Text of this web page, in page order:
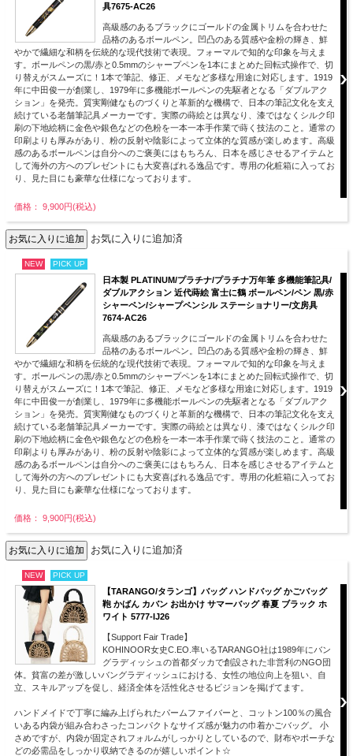
具7675-AC26
高級感のあるブラックにゴールドの金属トリムを合わせた
品格のあるボールペン。凹凸のある質感や金粉の輝き、鮮
やかで繊細な和柄を伝統的な現代技術で表現。フォーマルで知的な印象を与えま
す。ボールペンの黒/赤と0.5mmのシャープペンを1本にまとめた回転式操作で、切
り替えがスムーズに！1本で筆記、修正、メモなど多様な用途に対応します。1919
年に中田俊一が創業し、1979年に多機能ボールペンの先駆者となる「ダブルアク
ション」を発売。質実剛健なものづくりと革新的な機構で、日本の筆記文化を支え
続けている老舗筆記具メーカーです。実際の蒔絵とは異なり、漆ではなくシルク印
刷の下地絵柄に金色や銀色などの色粉を一本一本手作業で蒔く技法のこと。通常の
印刷よりも厚みがあり、粉の反射や陰影によって立体的な質感が楽しめます。高級
感のあるボールペンは自分へのご褒美にはもちろん、日本を感じさせるアイテムと
して海外の方へのプレゼントにも大変喜ばれる逸品です。専用の化粧箱に入ってお
り、見た目にも豪華な仕様になっております。
価格： 9,900円(税込)
お気に入りに追加済
NEW PICK UP
日本製 PLATINUM/プラチナ/プラチナ万年筆 多機能筆記具/
ダブルアクション 近代蒔絵 富士に鶴 ボールペン/ペン 黒/赤
シャーペン/シャープペンシル ステーショナリー/文房具
7674-AC26
高級感のあるブラックにゴールドの金属トリムを合わせた
品格のあるボールペン。凹凸のある質感や金粉の輝き、鮮
やかで繊細な和柄を伝統的な現代技術で表現。フォーマルで知的な印象を与えま
す。ボールペンの黒/赤と0.5mmのシャープペンを1本にまとめた回転式操作で、切
り替えがスムーズに！1本で筆記、修正、メモなど多様な用途に対応します。1919
年に中田俊一が創業し、1979年に多機能ボールペンの先駆者となる「ダブルアク
ション」を発売。質実剛健なものづくりと革新的な機構で、日本の筆記文化を支え
続けている老舗筆記具メーカーです。実際の蒔絵とは異なり、漆ではなくシルク印
刷の下地絵柄に金色や銀色などの色粉を一本一本手作業で蒔く技法のこと。通常の
印刷よりも厚みがあり、粉の反射や陰影によって立体的な質感が楽しめます。高級
感のあるボールペンは自分へのご褒美にはもちろん、日本を感じさせるアイテムと
して海外の方へのプレゼントにも大変喜ばれる逸品です。専用の化粧箱に入ってお
り、見た目にも豪華な仕様になっております。
価格： 9,900円(税込)
お気に入りに追加済
NEW PICK UP
【TARANGO/タランゴ】バッグ ハンドバッグ かごバッグ
鞄 かばん カバン お出かけ サマーバッグ 春夏 ブラック ホ
ワイト 5777-IJ26
【Support Fair Trade】
KOHINOOR女史C.EO.率いるTARANGO社は1989年にバン
グラディッシュの首都ダッカで創設された非営利のNGO団
体。貧富の差が激しいバングラディッシュにおける、女性の地位向上を狙い、自
立、スキルアップを促し、経済全体を活性化させるビジョンを掲げてます。
ハンドメイドで丁寧に編み上げられたパームファイバーと、コットン100％の風合
いある内袋が組み合わさったコンパクトなサイズ感が魅力の巾着かごバッグ。 小
さめですが、内袋が固定されフォルムがしっかりとしているので、財布やポーチな
どの必需品をしっかり収納できるのが嬉しいポイント☆